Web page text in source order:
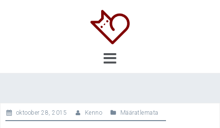
oktoober 28, 2015 Kenno Määratlemata